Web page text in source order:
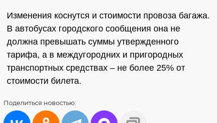
Изменения коснутся и стоимости провоза багажа.
В автобусах городского сообщения она не
должна превышать суммы утвержденного
тарифа, а в междугородних и пригородных
транспортных средствах – не более 25% от
стоимости билета.
Поделиться новостью: